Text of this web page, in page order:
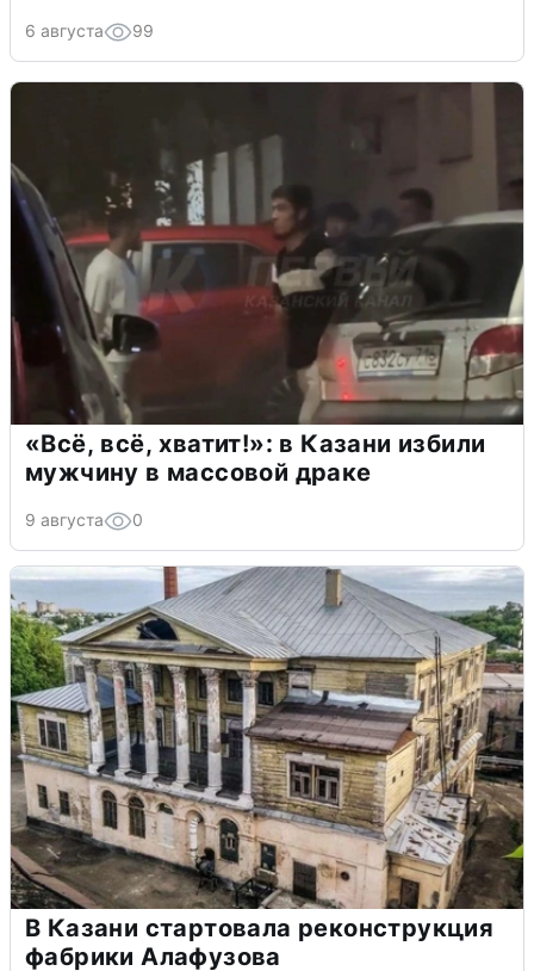
6 августа 99
«Всё, всё, хватит!»: в Казани избили
мужчину в массовой драке
9 августа 0
В Казани стартовала реконструкция
фабрики Алафузова